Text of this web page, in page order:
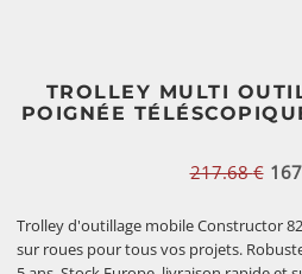
TROLLEY MULTI
POIGNÉE
217.68€
Le
initial
était :
217.68 €.
Le
actuel
est :
167.58 €.
Trolley d'outillage mobile Constructor
sur roues pour tous vos projets.